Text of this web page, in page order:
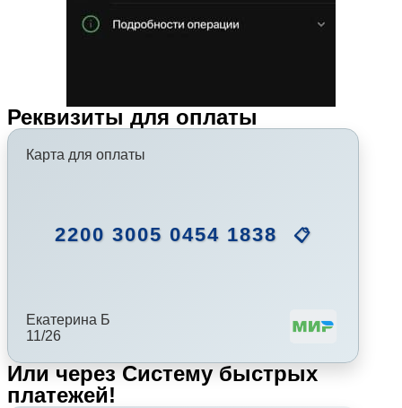
Реквизиты для оплаты
Карта для оплаты
2200 3005 0454 1838 📋
Екатерина Б
11/26
Или через Систему быстрых
платежей!